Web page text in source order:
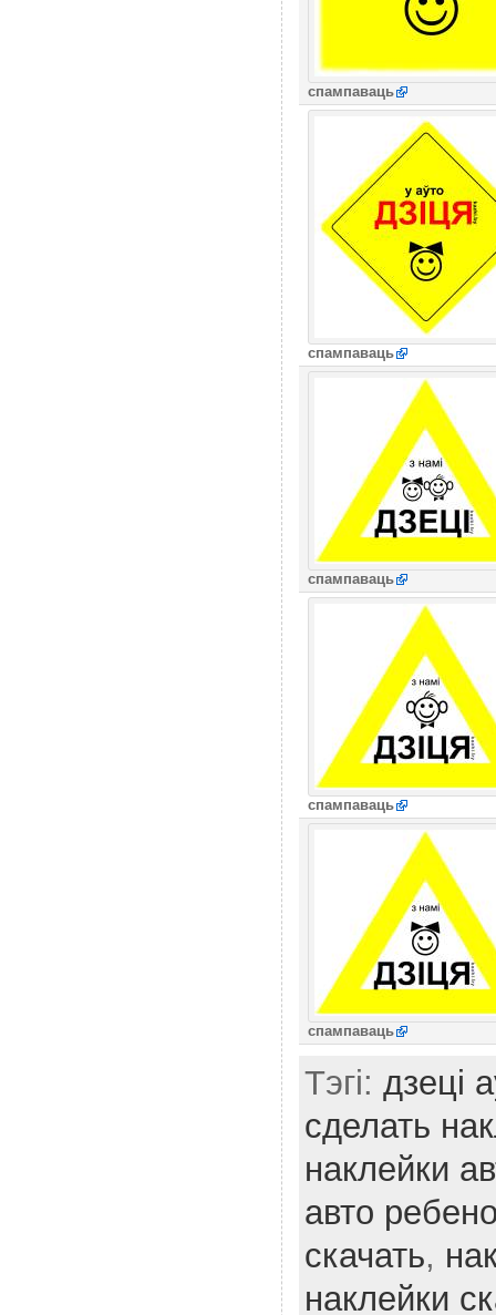
спампаваць
спампаваць
спампаваць
спампаваць
спампаваць
Тэгі: дзеці
сделать
наклейки
авто
скачать,
наклейки